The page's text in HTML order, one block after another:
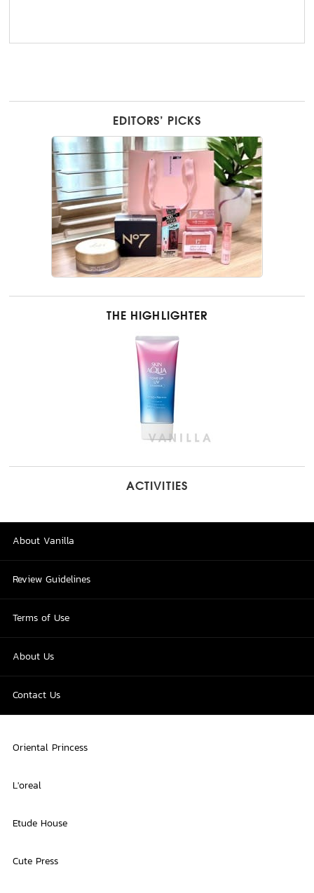
EDITORS’ PICKS
THE HIGHLIGHTER
ACTIVITIES
About Vanilla
Review Guidelines
Terms of Use
About Us
Contact Us
Oriental Princess
L'oreal
Etude House
Cute Press